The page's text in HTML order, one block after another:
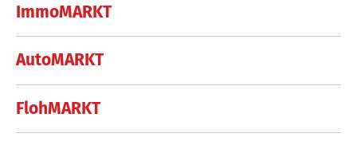
ImmoMARKT
AutoMARKT
FlohMARKT